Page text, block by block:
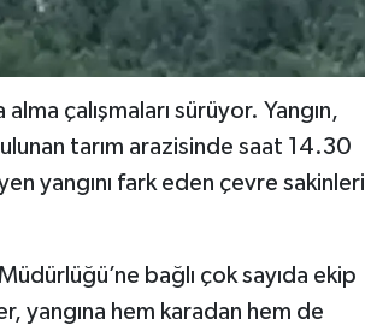
çalışmaları sürüyor. Yangın,
tarım arazisinde saat 14.30
yangını fark eden çevre sakinleri
bağlı çok sayıda ekip
yangına hem karadan hem de